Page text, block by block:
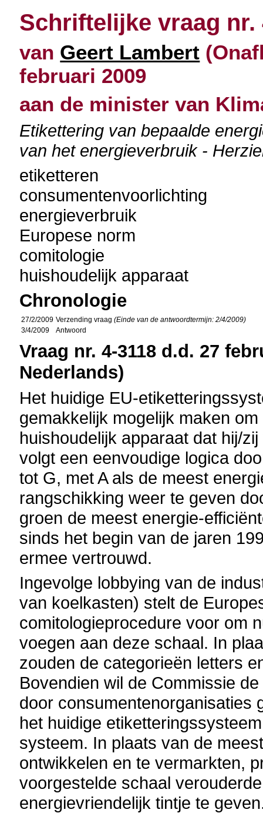
Schriftelijke vraag nr.
van Geert Lambert
februari 2009
aan de minister van
Etikettering van bepaalde
van het energieverbruik -
etiketteren
consumentenvoorlichting
energieverbruik
Europese norm
comitologie
huishoudelijk apparaat
Chronologie
27/2/2009 Verzending vraag(Einde van de antwoordtermijn: 2/4/2009)
3/4/2009
Antwoord
Vraag nr. 4-3118 d.d. 27
Nederlands)
Het huidige EU-
gemakkelijk mogelijk maken
huishoudelijk apparaat dat hij/
volgt een eenvoudige logica
tot G, met A als de meest
rangschikking weer te geven
groen de meest energie-
sinds het begin van de jaren
ermee vertrouwd.
Ingevolge lobbying van de
van koelkasten) stelt de
comitologieprocedure voor om
voegen aan deze schaal. In
zouden de categorieën letters
Bovendien wil de Commissie
door consumentenorganisaties
het huidige
systeem. In plaats van de
ontwikkelen en te vermarkten,
voorgestelde schaal
energievriendelijk tintje te